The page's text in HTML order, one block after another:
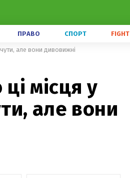
ПРАВО СПОРТ FIGHT
але вони дивовижні
місця у
але вони